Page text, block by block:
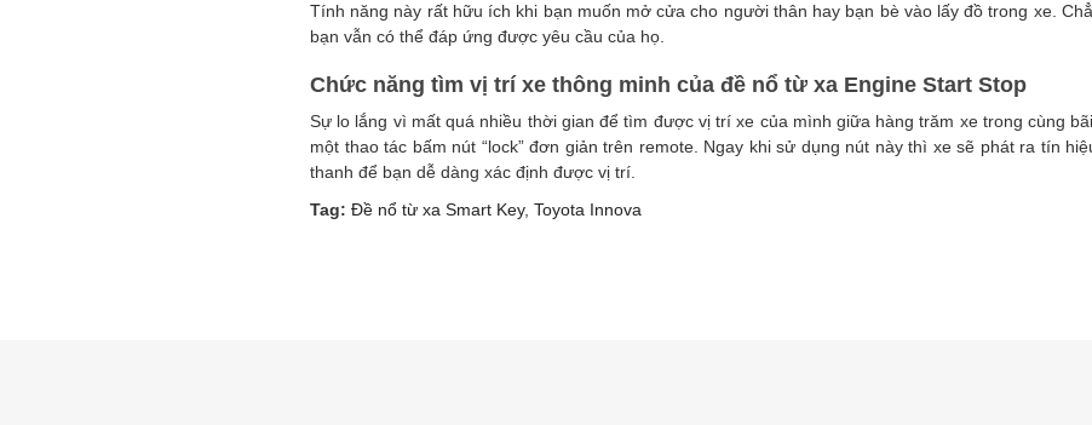
Tính năng này rất hữu ích khi bạn muốn mở cửa cho người thân hay bạn bè vào lấy đồ trong xe.
bạn vẫn có thể đáp ứng được yêu cầu của họ.
Chức năng tìm vị trí xe thông minh của đề nổ từ xa Engine Start Stop
Sự lo lắng vì mất quá nhiều thời gian để tìm được vị trí xe của mình giữa hàng trăm xe trong cùng
một thao tác bấm nút “lock” đơn giản trên remote. Ngay khi sử dụng nút này thì xe sẽ phát ra tín
thanh để bạn dễ dàng xác định được vị trí.
Tag: Đề nổ từ xa Smart Key, Toyota Innova